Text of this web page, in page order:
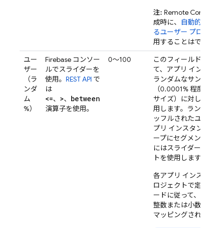
注: Remote Config
成時に、
自動的に収
るユーザー プロパテ
用することはできま
ユー
ザー
（ラ
ンダ
ム
%）
Firebase コンソー
ルでスライダーを
使用。 REST API で
は
<=、 >、 between
演算子を使用。
0～100
このフィールドを使
て、アプリ インスタ
ランダムなサンプル
（0.0001% 程度の
サイズ）に対して変
用します。ランダム
ッフルされたユーザ
プリ インスタンス）
ープにセグメント分
にはスライダー ウィ
トを使用します。
各アプリ インスタン
ロジェクトで定義さ
ードに従って、ラン
整数または小数に永
マッピングされます